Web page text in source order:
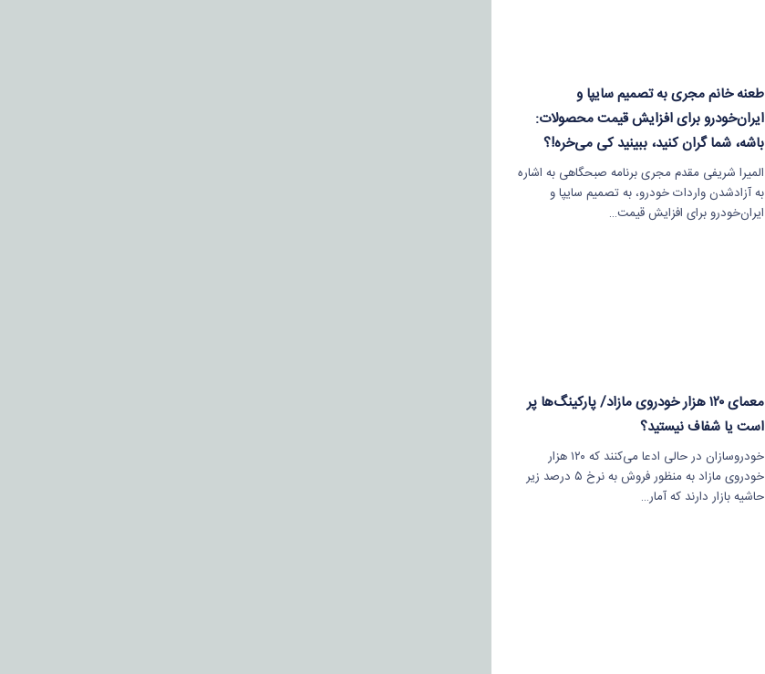
طعنه خانم مجری به تصمیم سایپا و
ایران‌خودرو برای افزایش قیمت محصولات:
باشه، شما گران کنید، ببینید کی می‌خره!؟
المیرا شریفی مقدم مجری برنامه صبحگاهی به اشاره
به آزادشدن واردات خودرو، به تصمیم سایپا و
ایران‌خودرو برای افزایش قیمت…
معمای ۱۲۰ هزار خودروی مازاد/ پارکینگ‌ها پر
است یا شفاف نیستید؟
خودروسازان در حالی ادعا می‌کنند که ۱۲۰ هزار
خودروی مازاد به منظور فروش به نرخ ۵ درصد زیر
حاشیه بازار دارند که آمار…